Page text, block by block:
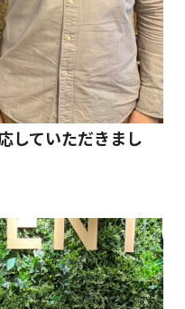
していただきまし